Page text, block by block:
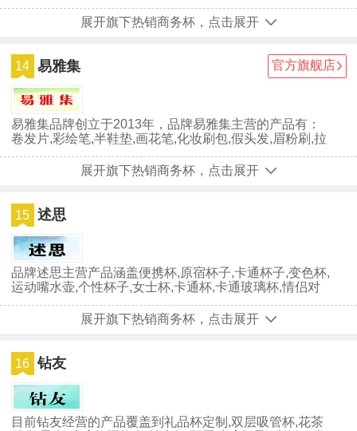
锈钢磁化杯的专业企业之一。
展开旗下热销商务杯，点击展开
14 易雅集 官方旗舰店
易雅集品牌创立于2013年，品牌易雅集主营的产品有：
卷发片,彩绘笔,半鞋垫,画花笔,化妆刷包,假头发,眉粉刷,拉
展开旗下热销商务杯，点击展开
15 述思
品牌述思主营产品涵盖便携杯,原宿杯子,卡通杯子,变色杯,
运动嘴水壶,个性杯子,女士杯,卡通杯,卡通玻璃杯,情侣对
展开旗下热销商务杯，点击展开
16 钻友
目前钻友经营的产品覆盖到礼品杯定制,双层吸管杯,花茶